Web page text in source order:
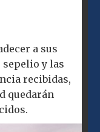
a sus
sepelio y las
recibidas,
quedarán